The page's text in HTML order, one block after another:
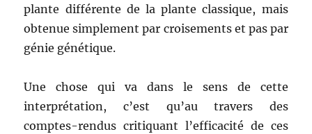
plante différente de la plante classique, mais
obtenue simplement par croisements et pas par
génie génétique.
Une chose qui va dans le sens de cette
interprétation, c’est qu’au travers des
comptes-rendus critiquant l’efficacité de ces